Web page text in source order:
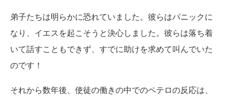
弟子たちは明らかに恐れていました。彼らはパニックに
なり、イエスを起こそうと決心しました。彼らは落ち着
いて話すこともできず、すでに助けを求めて叫んでいた
のです！
それから数年後、使徒の働きの中でのペテロの反応は、